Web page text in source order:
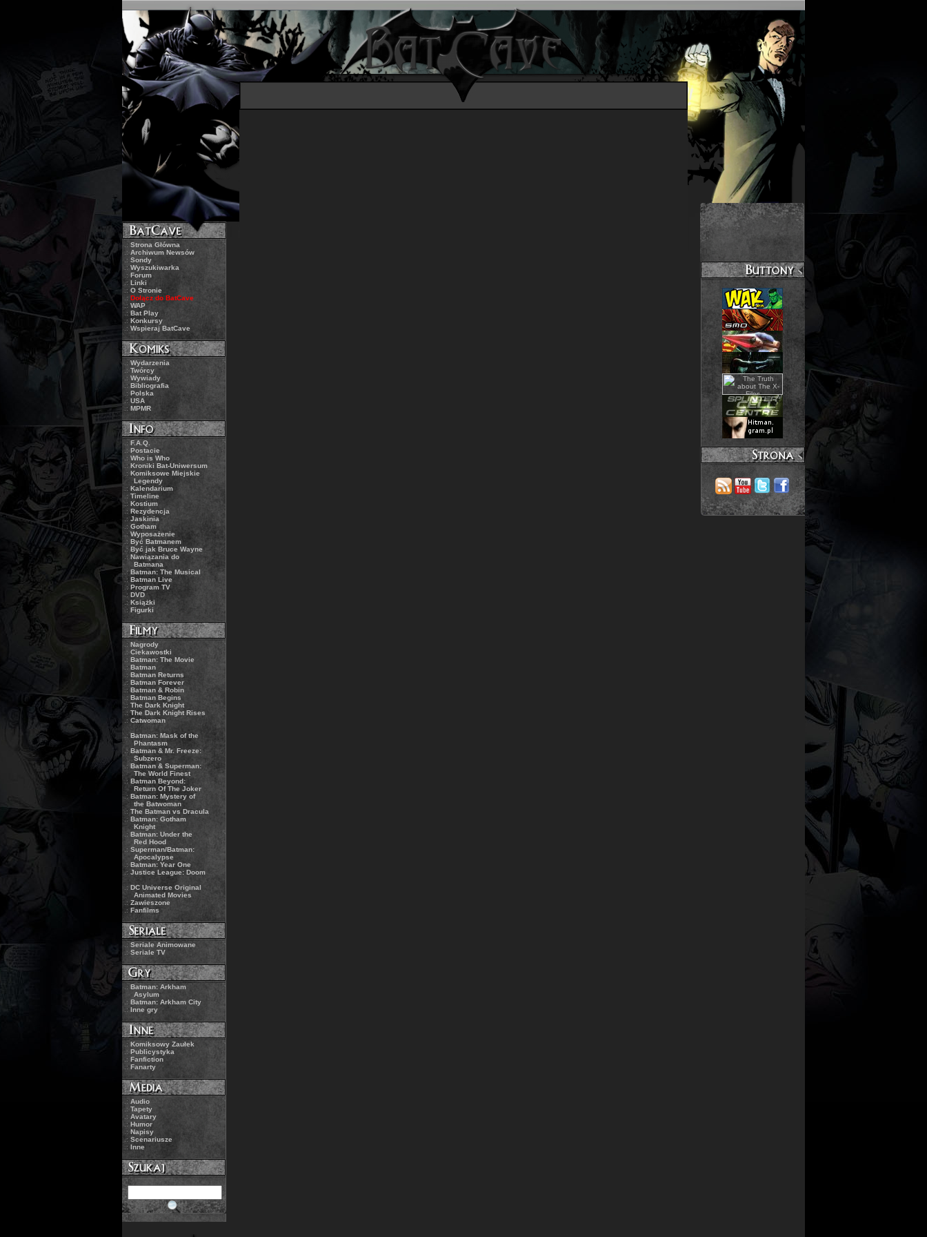
.: Strona Główna
.: Archiwum Newsów
.: Sondy
.:Wyszukiwarka
.: Forum
.: Linki
.: O Stronie
.: Dołącz do BatCave
.: WAP
.: Bat Play
.: Konkursy
.: Wspieraj BatCave
.: Wydarzenia
.: Twórcy
.: Wywiady
.:Bibliografia
.: Polska
.: USA
.: MPMR
.: F.A.Q.
.: Postacie
.: Who is Who
.:Kroniki Bat-Uniwersum
.: Komiksowe Miejskie
Legendy
.: Kalendarium
.: Timeline
.: Kostium
.: Rezydencja
.: Jaskinia
.: Gotham
.:Wyposażenie
.: Być Batmanem
.: Być jak Bruce Wayne
.: Nawiązania do
Batmana
.:Batman: The Musical
.: Batman Live
.: Program TV
.: DVD
.:Książki
.: Figurki
.: Nagrody
.: Ciekawostki
.: Batman: The Movie
.:Batman
.: Batman Returns
.: Batman Forever
.: Batman & Robin
.: Batman Begins
.: The Dark Knight
.: The Dark Knight Rises
.: Catwoman
.:Batman: Mask of the
Phantasm
.: Batman & Mr. Freeze:
Subzero
.: Batman & Superman:
The World Finest
.: Batman Beyond:
Return Of The Joker
.: Batman: Mystery of
the Batwoman
.: The Batman vs Dracula
.: Batman: Gotham
Knight
.: Batman: Under the
Red Hood
.: Superman/Batman:
Apocalypse
.: Batman: Year One
.: Justice League: Doom
.: DC Universe Original
Animated Movies
.: Zawieszone
.: Fanfilms
.: Seriale Animowane
.: Seriale TV
.: Batman: Arkham
Asylum
.: Batman: Arkham City
.:Inne gry
.: Komiksowy Zaułek
.: Publicystyka
.: Fanfiction
.:Fanarty
.: Audio
.: Tapety
.: Avatary
.:Humor
.: Napisy
.: Scenariusze
.: Inne